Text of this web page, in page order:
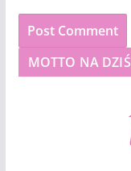
MOTTO NA DZIŚ